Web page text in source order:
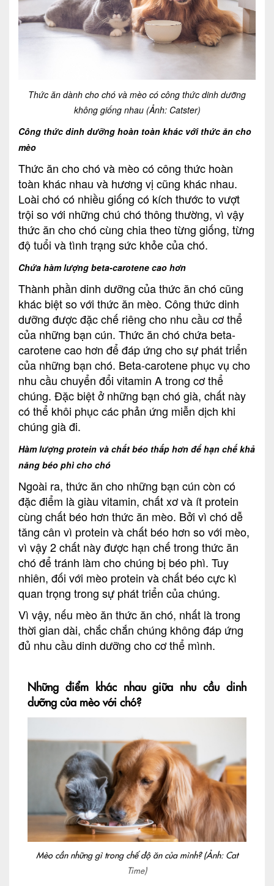
Thức ăn dành cho chó và mèo có công thức dinh dưỡng
không giống nhau (Ảnh: Catster)
Công thức dinh dưỡng hoàn toàn khác với thức ăn cho
mèo
Thức ăn cho chó và mèo có công thức hoàn
toàn khác nhau và hương vị cũng khác nhau.
Loài chó có nhiều giống có kích thước to vượt
trội so với những chú chó thông thường, vì vậy
thức ăn cho chó cùng chia theo từng giống, từng
độ tuổi và tình trạng sức khỏe của chó.
Chứa hàm lượng beta-carotene cao hơn
Thành phần dinh dưỡng của thức ăn chó cũng
khác biệt so với thức ăn mèo. Công thức dinh
dưỡng được đặc chế riêng cho nhu cầu cơ thể
của những bạn cún. Thức ăn chó chứa beta-
carotene cao hơn để đáp ứng cho sự phát triển
của những bạn chó. Beta-carotene phục vụ cho
nhu cầu chuyển đổi vitamin A trong cơ thể
chúng. Đặc biệt ở những bạn chó già, chất này
có thể khôi phục các phản ứng miễn dịch khi
chúng già đi.
Hàm lượng protein và chất béo thấp hơn để hạn chế khả
năng béo phì cho chó
Ngoài ra, thức ăn cho những bạn cún còn có
đặc điểm là giàu vitamin, chất xơ và ít protein
cùng chất béo hơn thức ăn mèo. Bởi vì chó dễ
tăng cân vì protein và chất béo hơn so với mèo,
vì vậy 2 chất này được hạn chế trong thức ăn
chó để tránh làm cho chúng bị béo phì. Tuy
nhiên, đối với mèo protein và chất béo cực kì
quan trọng trong sự phát triển của chúng.
Vì vậy, nếu mèo ăn thức ăn chó, nhất là trong
thời gian dài, chắc chắn chúng không đáp ứng
đủ nhu cầu dinh dưỡng cho cơ thể mình.
Những điểm khác nhau giữa nhu cầu dinh
dưỡng của mèo với chó?
Mèo cần những gì trong chế độ ăn của mình? (Ảnh: Cat
Time)